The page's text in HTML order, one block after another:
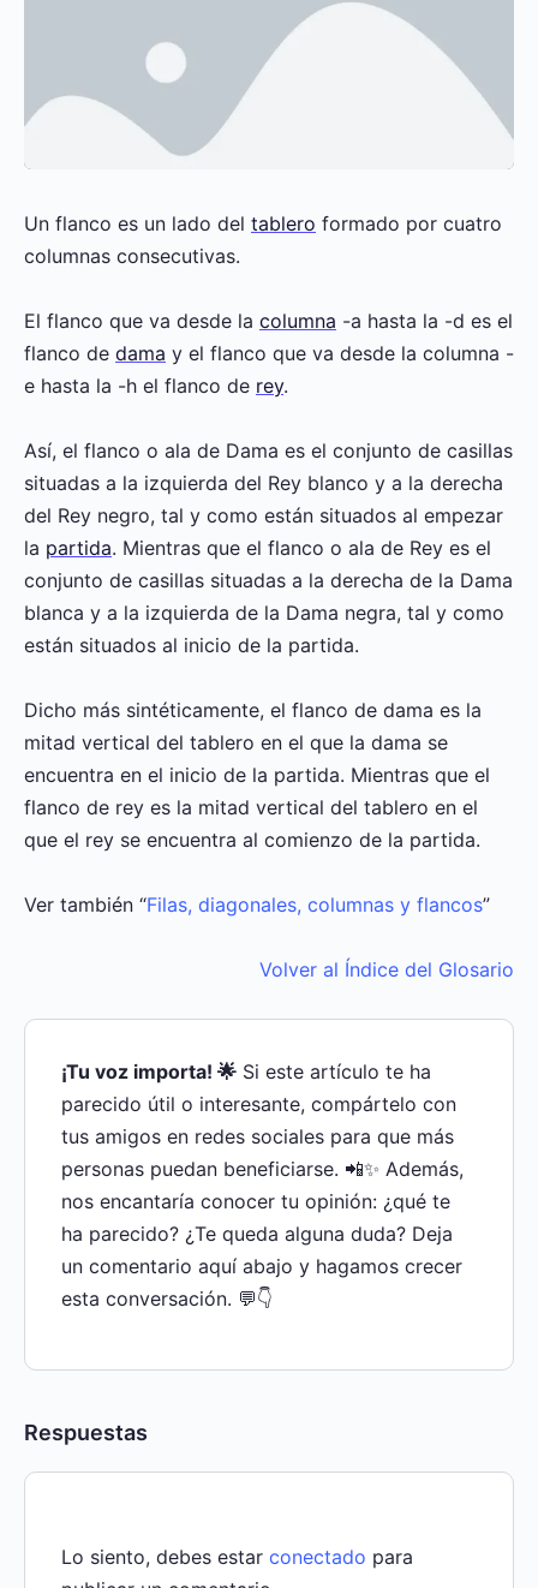
Un flanco es un lado del tablero formado por cuatro
columnas consecutivas.
El flanco que va desde la columna -a hasta la -d es el
flanco de dama y el flanco que va desde la columna -
e hasta la -h el flanco de rey.
Así, el flanco o ala de Dama es el conjunto de casillas
situadas a la izquierda del Rey blanco y a la derecha
del Rey negro, tal y como están situados al empezar
la partida. Mientras que el flanco o ala de Rey es el
conjunto de casillas situadas a la derecha de la Dama
blanca y a la izquierda de la Dama negra, tal y como
están situados al inicio de la partida.
Dicho más sintéticamente, el flanco de dama es la
mitad vertical del tablero en el que la dama se
encuentra en el inicio de la partida. Mientras que el
flanco de rey es la mitad vertical del tablero en el
que el rey se encuentra al comienzo de la partida.
Ver también “Filas, diagonales, columnas y flancos”
Volver al Índice del Glosario
¡Tu voz importa! 🌟 Si este artículo te ha
parecido útil o interesante, compártelo con
tus amigos en redes sociales para que más
personas puedan beneficiarse. 📲✨ Además,
nos encantaría conocer tu opinión: ¿qué te
ha parecido? ¿Te queda alguna duda? Deja
un comentario aquí abajo y hagamos crecer
esta conversación. 💬👇
Respuestas
Lo siento, debes estar conectado para